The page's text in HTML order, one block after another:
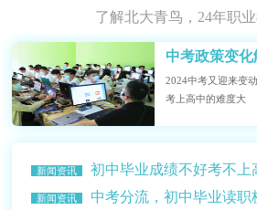
了解北大青鸟，24年职
中考政策变化
2024中考又迎来变
考上高中的难度大
新闻资讯
初中毕业成绩不好考不上
学校？
新闻资讯 中考分流，初中毕业读职